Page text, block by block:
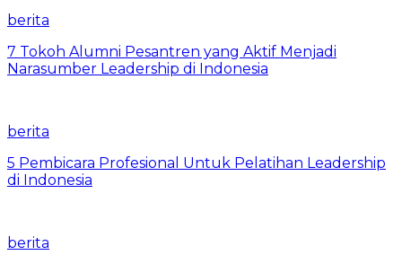
berita
7 Tokoh Alumni Pesantren yang Aktif Menjadi
Narasumber Leadership di Indonesia
berita
5 Pembicara Profesional Untuk Pelatihan Leadership
di Indonesia
berita